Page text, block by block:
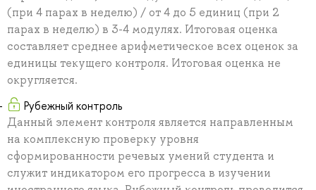
(при 4 парах в неделю) / от 4 до 5 единиц (при 2
парах в неделю) в 3-4 модулях. Итоговая оценка
составляет среднее арифметическое всех оценок за
единицы текущего контроля. Итоговая оценка не
округляется.
Рубежный контроль
Данный элемент контроля является направленным
на комплексную проверку уровня
сформированности речевых умений студента и
служит индикатором его прогресса в изучении